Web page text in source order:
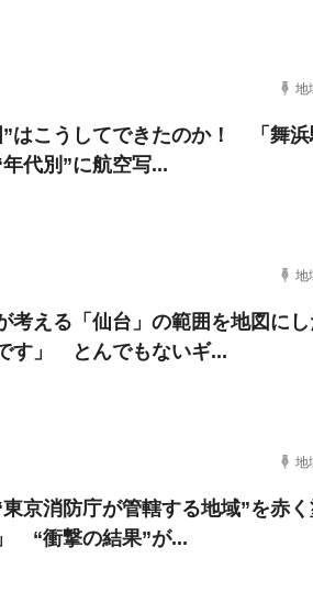
地
”はこうしてできたのか！ 「舞
代別”に航空写...
地
考える「仙台」の範囲を地図に
す」 とんでもないギ...
地
東京消防庁が管轄する地域”を赤
“衝撃の結果”が...